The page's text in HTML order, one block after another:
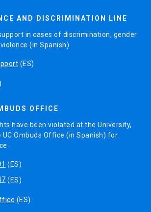
AND DISCRIMINATION LINE
in cases of discrimination, gender
(in Spanish).
(ES)
OFFICE
have been violated at the University,
Ombuds Office (in Spanish) for
(ES)
(ES)
(ES)